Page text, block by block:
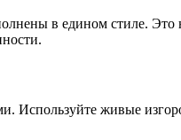
в едином стиле. Это
Используйте живые